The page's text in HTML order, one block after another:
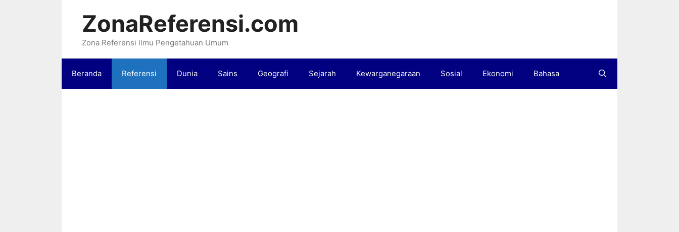
ZonaReferensi.com
Zona Referensi llmu Pengetahuan Umum
Beranda Referensi Dunia Sains Geografi Sejarah Kewarganegaraan Sosial Ekonomi Bahasa